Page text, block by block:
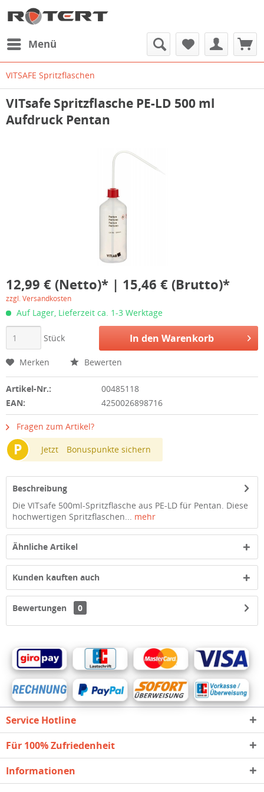
Menü
VITSAFE Spritzflaschen
VITsafe Spritzflasche PE-LD 500 ml
Aufdruck Pentan
12,99 € (Netto)* | 15,46 € (Brutto)*
zzgl. Versandkosten
Auf Lager, Lieferzeit ca. 1-3 Werktage
Stück In den Warenkorb
Merken Bewerten
Artikel-Nr.:
00485118
EAN:
4250026898716
Fragen zum Artikel?
P Jetzt Bonuspunkte sichern
Beschreibung
Die VITsafe 500ml-Spritzflasche aus PE-LD für Pentan. Diese
hochwertigen Spritzflaschen... mehr
Ähnliche Artikel
Kunden kauften auch
Bewertungen 0
Service Hotline
Für 100% Zufriedenheit
Informationen